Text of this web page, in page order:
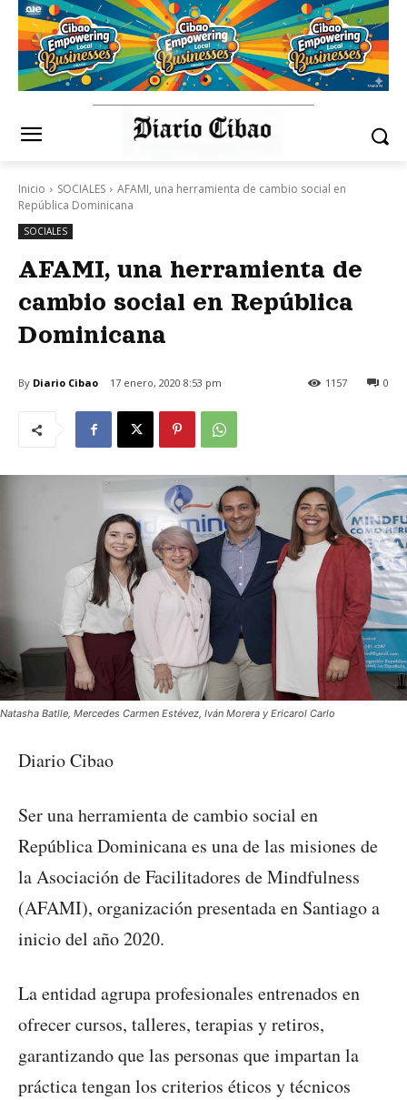
Inicio SOCIALES
AFAMI, una herramienta de cambio social en
República Dominicana
SOCIALES
AFAMI, una herramienta de
cambio social en República
Dominicana
By Diario Cibao 17 enero, 2020 8:53 pm 0
1157
Natasha Batlle, Mercedes Carmen Estévez, Iván Morera y Ericarol Carlo
Diario Cibao
Ser una herramienta de cambio social en
República Dominicana es una de las misiones de
la Asociación de Facilitadores de Mindfulness
(AFAMI), organización presentada en Santiago a
inicio del año 2020.
La entidad agrupa profesionales entrenados en
ofrecer cursos, talleres, terapias y retiros,
garantizando que las personas que impartan la
práctica tengan los criterios éticos y técnicos